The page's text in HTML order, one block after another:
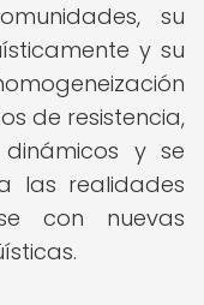
su
y su
de resistencia,
y se
las realidades
con nuevas